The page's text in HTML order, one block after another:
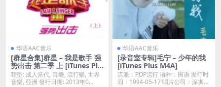
华语AAC音乐
[群星合集]群星 – 我是歌手 强
势出击 第二季 上 [iTunes Plu
s M4A]
類型: 成人當代, 音樂, 流行樂, 世界
音樂, 亞洲 發行日期: 2013年0...
华语AAC音乐
[录音室专辑]毛宁 – 少年的我
[iTunes Plus M4A]
流派：POP流行 语种：国语 发行时
间：1994-05-17 唱片公司：深圳市